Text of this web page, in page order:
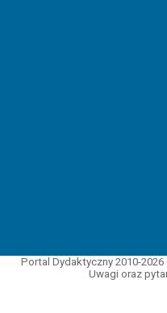
Portal Dydaktyczny 2010-
Uwagi oraz